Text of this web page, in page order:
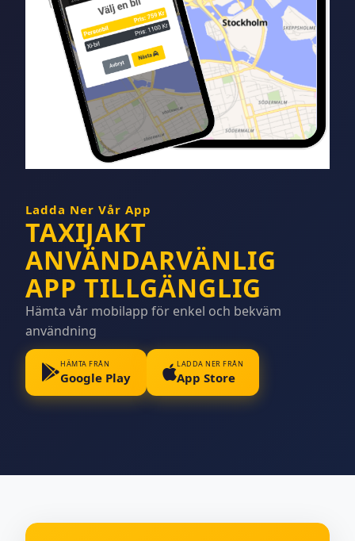
Ladda Ner Vår App
TAXIJAKT
ANVÄNDARVÄNLIG
APP TILLGÄNGLIG
Hämta vår mobilapp för enkel och bekväm
användning
HÄMTA FRÅN
Google Play
LADDA NER FRÅN
App Store